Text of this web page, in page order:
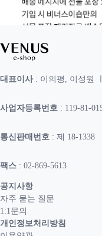
대표이사: 이의평, 이성원
사업자등록번호 : 119-81-
통신판매번호 : 제 18-1338
팩스 : 02-869-5613
공지사항
자주 묻는 질문
1:1문의
개인정보처리방침